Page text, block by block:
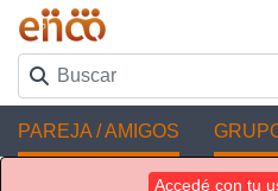
PAREJA / AMIGOS
Accedé con tu